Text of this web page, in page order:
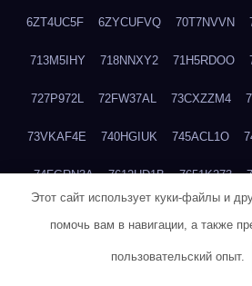
6ZT4UC5F 6ZYCUFVQ 70T7NVVN
713M5IHY 718NNXY2 71H5RDOO
727P972L 72FW37AL 73CXZZM4
73VKAF4E 740HGIUK 745ACL1O
74FGRN3A 7612HD1B 7651K273
780FZHSV
Этот сайт использует куки-файлы и
помочь вам в навигации, а также
пользовательский опыт.